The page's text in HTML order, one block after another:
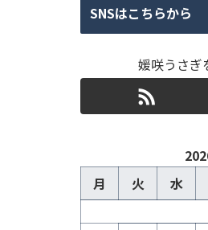
SNSはこちらから
媛咲うさぎ
月
火 水